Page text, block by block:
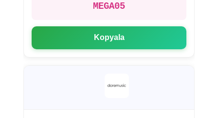
MEGA05
Kopyala